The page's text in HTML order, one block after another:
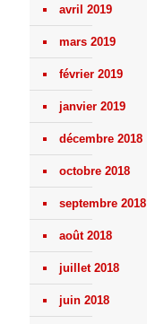
avril 2019
mars 2019
février 2019
janvier 2019
décembre 2018
octobre 2018
septembre 2018
août 2018
juillet 2018
juin 2018